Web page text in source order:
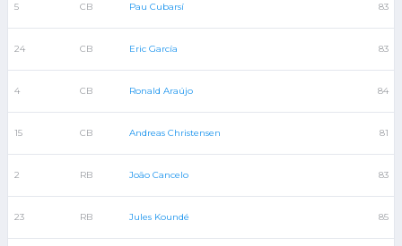
5 CB Pau Cubarsí 83
24 CB Eric García 83
4 CB Ronald Araújo 84
15 CB Andreas Christensen 81
2 RB João Cancelo 83
23 RB Jules Koundé 85